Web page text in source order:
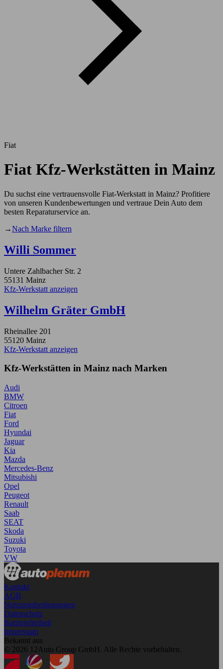
Fiat
Fiat Kfz-Werkstätten in Mainz
Du suchst eine vertrauensvolle Fiat-Werkstatt in Mainz? Profitiere
von unseren Kundenbewertungen und vertraue Dein Auto dem
besten Reparaturservice an.
→Nach Marke filtern
Willi Sommer
Untere Zahlbacher Str. 2
55131 Mainz
Kfz-Werkstatt anzeigen
Wilhelm Gräter GmbH
Rheinallee 201
55120 Mainz
Kfz-Werkstatt anzeigen
Kfz-Werkstätten in Mainz nach Marken
Audi
BMW
Citroen
Fiat
Ford
Hyundai
Jaguar
Kia
Mazda
Mercedes-Benz
Mitsubishi
Opel
Peugeot
Renault
Saab
SEAT
Skoda
Suzuki
Toyota
VW
Kontakt
AGB
Nutzungsbedingungen
Datenschutz
Barrierefreiheit
Impressum
Bekannt aus
© 2026 12Auto Group GmbH. Alle Rechte vorbehalten.